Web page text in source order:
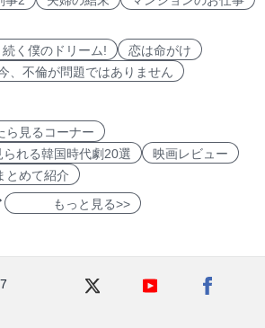
く僕のドリーム!
恋は命がけ
、不倫が問題ではありません
ら見るコーナー
られる韓国時代劇20選
映画レビュー
とめて紹介
もっと見る>>